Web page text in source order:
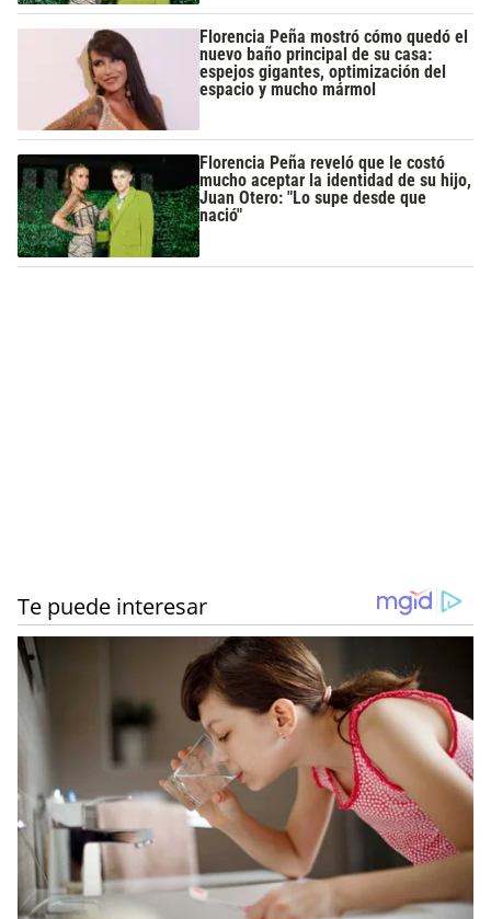
Florencia Peña mostró cómo quedó el
nuevo baño principal de su casa:
espejos gigantes, optimización del
espacio y mucho mármol
Florencia Peña reveló que le costó
mucho aceptar la identidad de su hijo,
Juan Otero: "Lo supe desde que
nació"